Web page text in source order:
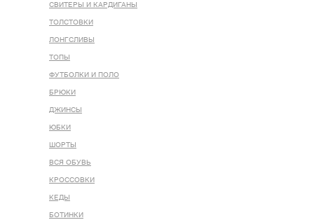
СВИТЕРЫ И КАРДИГАНЫ
ТОЛСТОВКИ
ЛОНГСЛИВЫ
ТОПЫ
ФУТБОЛКИ И ПОЛО
БРЮКИ
ДЖИНСЫ
ЮБКИ
ШОРТЫ
ВСЯ ОБУВЬ
КРОССОВКИ
КЕДЫ
БОТИНКИ